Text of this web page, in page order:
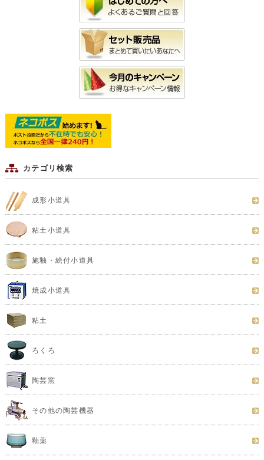
カテゴリ検索
成形小道具
粘土小道具
施釉・絵付小道具
焼成小道具
粘土
ろくろ
陶芸窯
その他の陶芸機器
釉薬